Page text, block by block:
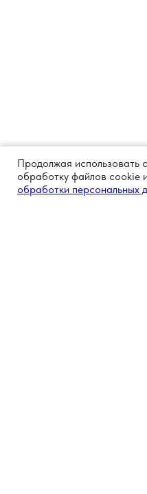
Продолжая использовать
обработку файлов cookie
обработки персональных